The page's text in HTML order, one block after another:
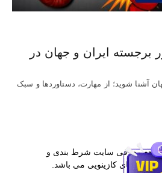
۱۰ بوکسور برجسته ایران و جهان در
جهان آشنا شوید؛ از مهارت، دستاوردها و سبک
مراجع معرفی سایت شرط بندی و
بازی های کازینویی می باشد.